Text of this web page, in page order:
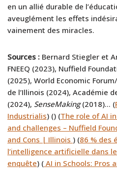
en un allié durable de
aveuglément les effets
vainement des miracles.
Sources : Bernard Stiegler et
FNEEQ (2023), Nuffield
(2025), World Economic
de l’Illinois (2024), Académie
(2024), SenseMaking(2018)… (
Industrialis) () (The role of AI
and challenges – Nuffield
and Cons | Illinois ) (86 % des
l’intelligence artificielle dans
enquête) ( AI in Schools: Pros